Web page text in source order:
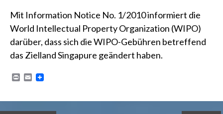
Mit Information Notice No. 1/2010informiert die
World Intellectual Property Organization (WIPO)
darüber, dass sich die WIPO-Gebühren betreffend
das Zielland Singapure geändert haben.
P
n
t
E
i
l